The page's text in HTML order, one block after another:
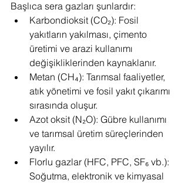
Başlıca sera gazları şunlardır:
Karbondioksit (CO₂): Fosil
yakıtların yakılması, çimento
üretimi ve arazi kullanımı
değişikliklerinden kaynaklanır.
Metan (CH₄): Tarımsal faaliyetler,
atık yönetimi ve fosil yakıt çıkarımı
sırasında oluşur.
Azot oksit (N₂O): Gübre kullanımı
ve tarımsal üretim süreçlerinden
yayılır.
Florlu gazlar (HFC, PFC, SF₆ vb.):
Soğutma, elektronik ve kimyasal